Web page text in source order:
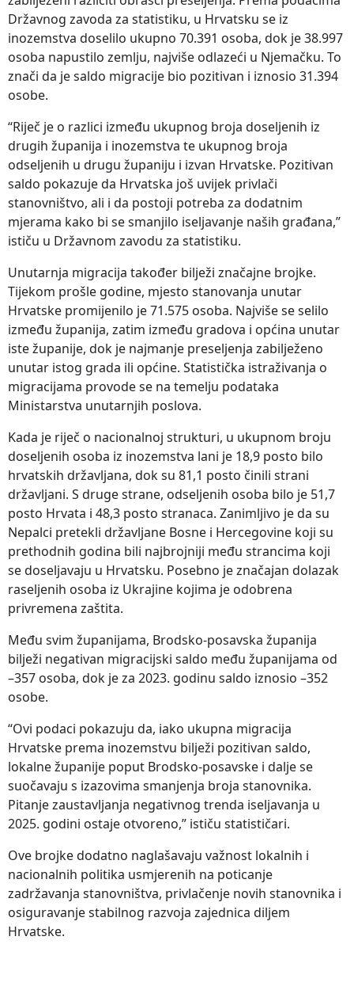
Državnog zavoda za statistiku, u Hrvatsku se iz
inozemstva doselilo ukupno 70.391 osoba, dok je 38.997
osoba napustilo zemlju, najviše odlazeći u Njemačku. To
znači da je saldo migracije bio pozitivan i iznosio 31.394
osobe.
“Riječ je o razlici između ukupnog broja doseljenih iz
drugih županija i inozemstva te ukupnog broja
odseljenih u drugu županiju i izvan Hrvatske. Pozitivan
saldo pokazuje da Hrvatska još uvijek privlači
stanovništvo, ali i da postoji potreba za dodatnim
mjerama kako bi se smanjilo iseljavanje naših građana,”
ističu u Državnom zavodu za statistiku.
Unutarnja migracija također bilježi značajne brojke.
Tijekom prošle godine, mjesto stanovanja unutar
Hrvatske promijenilo je 71.575 osoba. Najviše se selilo
između županija, zatim između gradova i općina unutar
iste županije, dok je najmanje preseljenja zabilježeno
unutar istog grada ili općine. Statistička istraživanja o
migracijama provode se na temelju podataka
Ministarstva unutarnjih poslova.
Kada je riječ o nacionalnoj strukturi, u ukupnom broju
doseljenih osoba iz inozemstva lani je 18,9 posto bilo
hrvatskih državljana, dok su 81,1 posto činili strani
državljani. S druge strane, odseljenih osoba bilo je 51,7
posto Hrvata i 48,3 posto stranaca. Zanimljivo je da su
Nepalci pretekli državljane Bosne i Hercegovine koji su
prethodnih godina bili najbrojniji među strancima koji
se doseljavaju u Hrvatsku. Posebno je značajan dolazak
raseljenih osoba iz Ukrajine kojima je odobrena
privremena zaštita.
Među svim županijama, Brodsko-posavska županija
bilježi negativan migracijski saldo među županijama od
–357 osoba, dok je za 2023. godinu saldo iznosio –352
osobe.
“Ovi podaci pokazuju da, iako ukupna migracija
Hrvatske prema inozemstvu bilježi pozitivan saldo,
lokalne županije poput Brodsko-posavske i dalje se
suočavaju s izazovima smanjenja broja stanovnika.
Pitanje zaustavljanja negativnog trenda iseljavanja u
2025. godini ostaje otvoreno,” ističu statističari.
Ove brojke dodatno naglašavaju važnost lokalnih i
nacionalnih politika usmjerenih na poticanje
zadržavanja stanovništva, privlačenje novih stanovnika i
osiguravanje stabilnog razvoja zajednica diljem
Hrvatske.